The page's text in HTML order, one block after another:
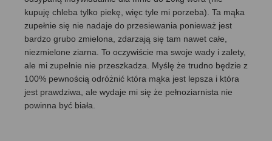
kupuję chleba tylko piekę, więc tyle mi porzeba). Ta mąka
zupełnie się nie nadaje do przesiewania ponieważ jest
bardzo grubo zmielona, zdarzają się tam nawet całe,
niezmielone ziarna. To oczywiście ma swoje wady i zalety,
ale mi zupełnie nie przeszkadza. Myślę że trudno będzie z
100% pewnością odróżnić która mąka jest lepsza i która
jest prawdziwa, ale wydaje mi się że pełnoziarnista nie
powinna być biała.